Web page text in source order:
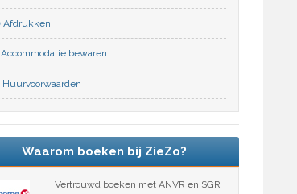
Afdrukken
Accommodatie bewaren
Huurvoorwaarden
Waarom boeken bij ZieZo?
Vertrouwd boeken met ANVR en SGR